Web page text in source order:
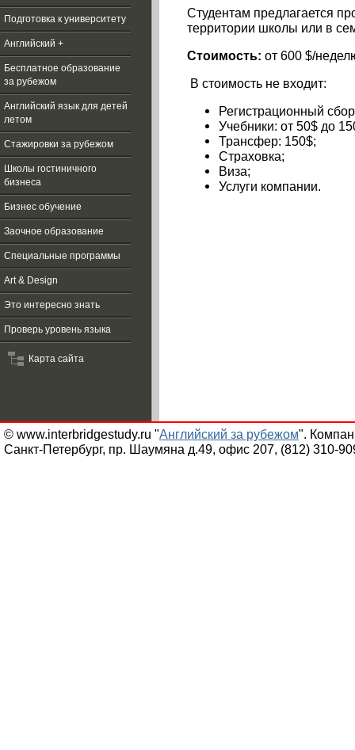
Подготовка к университету
Английский +
Бесплатное образование
за рубежом
Aнглийский язык для детей
летом
Стажировки за рубежом
Школы гостиничного
бизнеса
Бизнес обучение
Заочное образование
Специальные программы
Art & Design
Это интересно знать
Проверь уровень языка
Карта сайта
Студентам предлагается
территории школы или в
Стоимость: от 600 $/
В стоимость не входит:
Регистрационный
Учебники: от 50$ до
Трансфер: 150$;
Страховка;
Виза;
Услуги компании.
© www.interbridgestudy.ru "Английский за рубежом".
Санкт-Петербург, пр. Шаумяна д.49, офис 207, (812) 310-